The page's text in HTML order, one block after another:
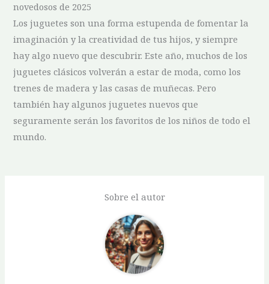
novedosos de 2025
Los juguetes son una forma estupenda de fomentar la
imaginación y la creatividad de tus hijos, y siempre
hay algo nuevo que descubrir. Este año, muchos de los
juguetes clásicos volverán a estar de moda, como los
trenes de madera y las casas de muñecas. Pero
también hay algunos juguetes nuevos que
seguramente serán los favoritos de los niños de todo el
mundo.
Sobre el autor